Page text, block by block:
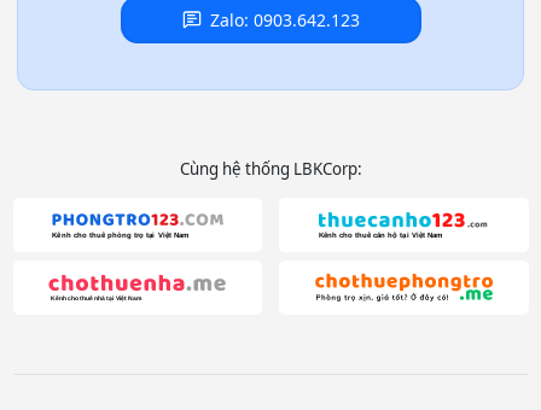
Zalo: 0903.642.123
Cùng hệ thống LBKCorp: